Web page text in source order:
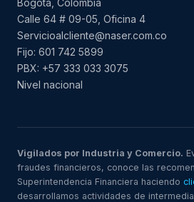
Calle 64 # 09-05, Oficina 4
Servicioalcliente@naser.com.co
Fijo: 601 742 5899
PBX: +57 333 033 3075
Nivel nacional
Vigilados por Industria y Comercio.
fraudes financieros, conoce las
Superintendencia Financiera haciendo
desarrollamos actividades de